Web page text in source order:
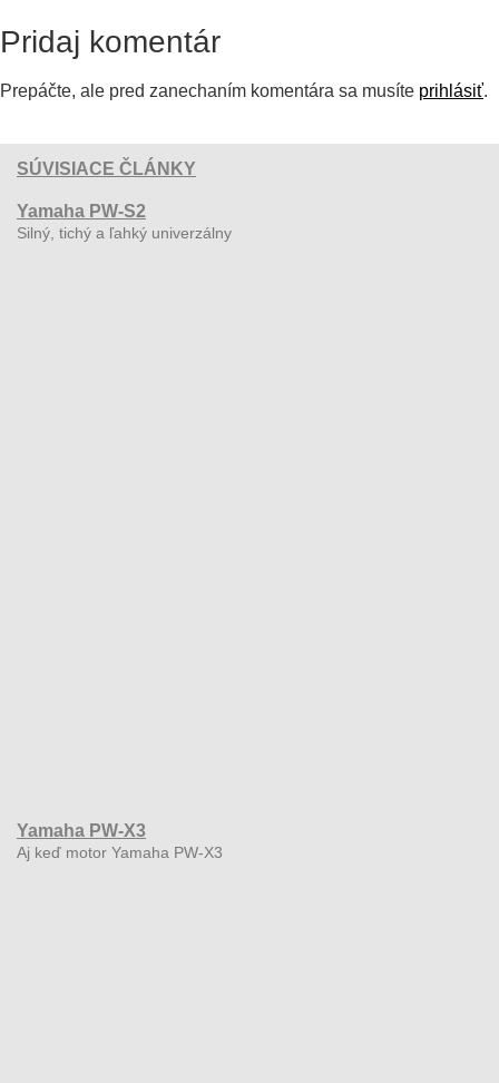
Pridaj komentár
Prepáčte, ale pred zanechaním komentára sa musíte prihlásiť.
SÚVISIACE ČLÁNKY
Yamaha PW-S2
Silný, tichý a ľahký univerzálny
Yamaha PW-X3
Aj keď motor Yamaha PW-X3